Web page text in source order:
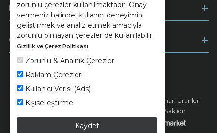
zorunlu çerezler kullanılmaktadır. Onay
vermeniz halinde, kullanıcı deneyimini
geliştirmek ve analiz etmek amacıyla
zorunlu olmayan çerezler de kullanılabilir.
Gizlilik ve Çerez Politikası
Zorunlu & Analitik Çerezler
Reklam Çerezleri
Kullanıcı Verisi (Ads)
Kişiselleştirme
Kaydet
Müşteri Hizmetleri
Ödeme
Keramika Kvkk ve Çerez Politikası
© 2026 Ünsa Madencilik Turizm Enerji Seramik Orman Ürünleri
Elektrik Üretim San. ve Tic. A.Ş. - Tüm Hakları Saklıdır